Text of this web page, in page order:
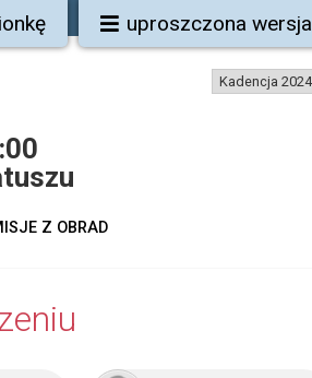
uproszczona wersja
Z OBRAD